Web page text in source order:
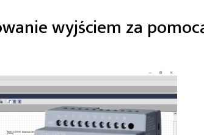
wyjściem za